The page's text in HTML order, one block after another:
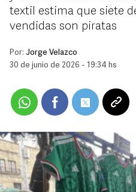
textil estima que siete
vendidas son piratas
Por: Jorge Velazco
30 de junio de 2026 - 19:34 hs